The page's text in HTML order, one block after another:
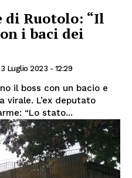
di Ruotolo: “Il
i baci dei
3 Luglio 2023 - 12:29
il boss con un bacio e
virale. L’ex deputato
“Lo stato...